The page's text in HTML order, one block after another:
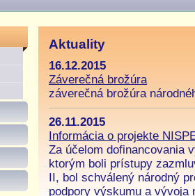
Aktuality
16.12.2015
Záverečná brožúra
záverečná brožúra
26.11.2015
Informácia o projekte
Za účelom dofinancovania
ktorým boli prístupy
II, bol schválený národný
podpory výskumu a vývoja